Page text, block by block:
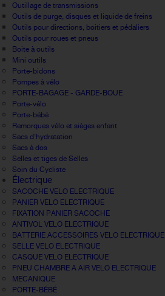
Outillage de transmissions
Outils de purge, disques et liquide de freins
Outils pour directions, boitiers et pédaliers
Outils pour roues et pneus
Boite à outils
Mini outils
Porte-bidons
Pompes à vélo
PORTE-BAGAGE - GARDE-BOUE
Porte-vélo
Porte-bébé
Remorques vélo et sièges enfant
Sacs d'hydratation
Sacs à dos
Selles et tiges de Selles
Soin du Cycliste
Électrique
SACOCHE VELO ELECTRIQUE
PANIER VELO ELECTRIQUE
FIXATION PANIER SACOCHE
ANTIVOL VELO ELECTRIQUE
BATTERIE ACCESSOIRES VELO ELECTRIQUE
SELLE VELO ELECTRIQUE
CASQUE VELO ELECTRIQUE
PNEU CHAMBRE A AIR VELO ELECTRIQUE
MECANIQUE
PORTE-BÉBÉ